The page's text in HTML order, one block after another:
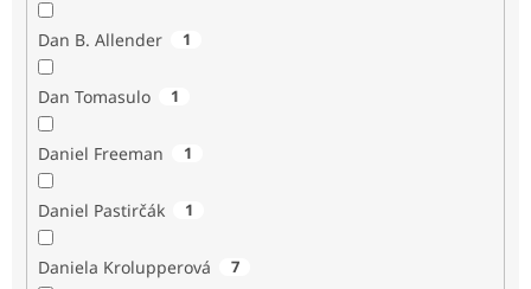
Dan B. Allender 1
Dan Tomasulo 1
Daniel Freeman 1
Daniel Pastirčák 1
Daniela Krolupperová 7